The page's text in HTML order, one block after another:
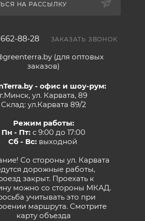
НА РАССЫЛКУ
88-28 ЗАКАЗАТЬ ЗВОНОК
(для оптовых
заказов)
- офис и шоу-рум:
г.Минск, ул. Карвата, 89
Склад: ул.Карвата 89/2
Режим работы:
Пн - Пт: с 9:00 до 17:00
Сб - Вс:выходной
Со стороны ул. Карвата
дорожные работы,
закрыт. Проехать к
можно со стороны МКАД.
учитывать это при
маршрута. Смотрите
карту объезда